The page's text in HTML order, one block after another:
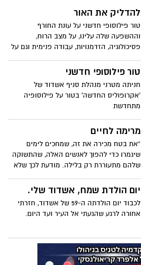
להדליק את האור
טור פילוסופי חדשני על עונת החורף
וההשפעה שלה עלינו, על מצב הרוח,
פסיכולוגיה, הזדמנויות, עבודה פנימית וגם על
טור פילוסופי חדשני
חניתה מטרני מנהלת סניף אשדוד של
'אקרופוליס החדשה' בטור על פילוסופיה
מתחדשת
מרימה לחיים
"את בטח מכירה את זה, שמחכים לימים
שיגמרו כדי להפוך לאנשים האלה, שהתשוקה
שלהם מתעוררת רק בלילה. מודעת לכך שלא
לך "סקסית" אז את מאמצת אותה לחיקך".
פוסט חדש על יין ורגשות.
יום הולדת שמח, אשדוד שלי.
לכבוד יום הולדתה ה-59 של אשדוד, חזרתי
אחורה לרגע שהגעתי אל העיר ועד היום.